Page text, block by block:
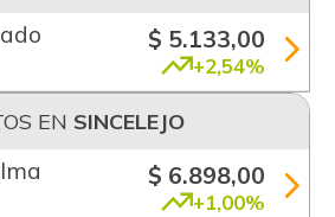
$ 5.133,00
+2,54%
EN SINCELEJO
$ 6.898,00
+1,00%